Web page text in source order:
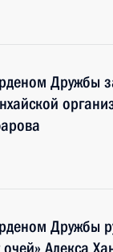
Дружбы
Дружбы
Алекса